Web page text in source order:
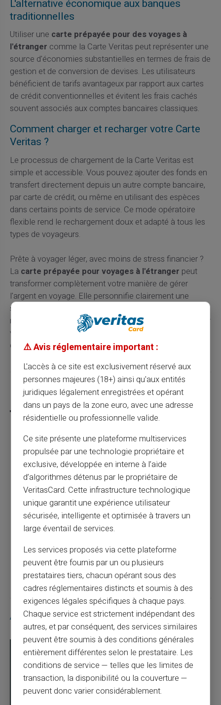
L'alternative économique aux banques
traditionnelles
Utiliser une carte prépayée pour des voyages à
l'étranger comme la Carte Veritas peut représenter une
source d'économies substantielles en termes de frais de
gestion et de conversion de devises. Les utilisateurs
bénéficient de tarifs avantageux par rapport aux cartes
de crédit conventionnelles et évitent les frais cachés
souvent associés aux comptes bancaires classiques.
Comment charger et recharger votre Carte
Veritas ?
Le processus de chargement de la Carte Veritas est
simple et accessible. Vous pouvez ajouter des fonds en
transfert directement depuis un autre compte bancaire,
par carte de crédit, ou même en utilisant des espèces
dans certains points de service. Ce mode opératoire
flexible rend le rechargement doux et adapté à tous les
types de voyageurs.
Prête à voyager léger, avec moins de stress financier ?
La carte prépayée pour voyages à l'étranger peut
transformer complètement votre manière de gérer
l'argent en voyage. Elle personnifie clairement une
solution moderne aux nombreux défis financiers
rencontrés lors du voyage. Adoptez la Carte Veritas pour
vos aventures autour du globe et vivez une tranquillité
d'esprit inégalée.
Partager cet article
Comment remplir un chèque facilement ?
Article précédent
Simplifiez vos achats internationaux avec
Article suivant
Articles similaires
⚠️ Avis réglementaire important :
L'accès à ce site est exclusivement réservé aux
personnes majeures (18+) ainsi qu'aux entités
juridiques légalement enregistrées et opérant
dans un pays de la zone euro, avec une adresse
résidentielle ou professionnelle valide.
Ce site présente une plateforme multiservices
propulsée par une technologie propriétaire et
exclusive, développée en interne à l’aide
d’algorithmes détenus par le propriétaire de
VeritasCard. Cette infrastructure technologique
unique garantit une expérience utilisateur
sécurisée, intelligente et optimisée à travers un
large éventail de services.
Les services proposés via cette plateforme
peuvent être fournis par un ou plusieurs
prestataires tiers, chacun opérant sous des
cadres réglementaires distincts et soumis à des
exigences légales spécifiques à chaque pays.
Chaque service est strictement indépendant des
autres, et par conséquent, des services similaires
peuvent être soumis à des conditions générales
entièrement différentes selon le prestataire. Les
conditions de service — telles que les limites de
transaction, la disponibilité ou la couverture —
peuvent donc varier considérablement.